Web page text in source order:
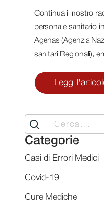
Continua il nostro
personale sanitario
Agenas (Agenzia
sanitari Regionali),
Leggi
Search
for:
Categorie
Casi di Errori Medici
Covid-19
Cure Mediche